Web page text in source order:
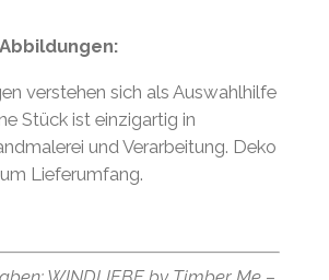
verstehen sich als Auswahlhilfe
Stück ist einzigartig in
und Verarbeitung. Deko
Lieferumfang.